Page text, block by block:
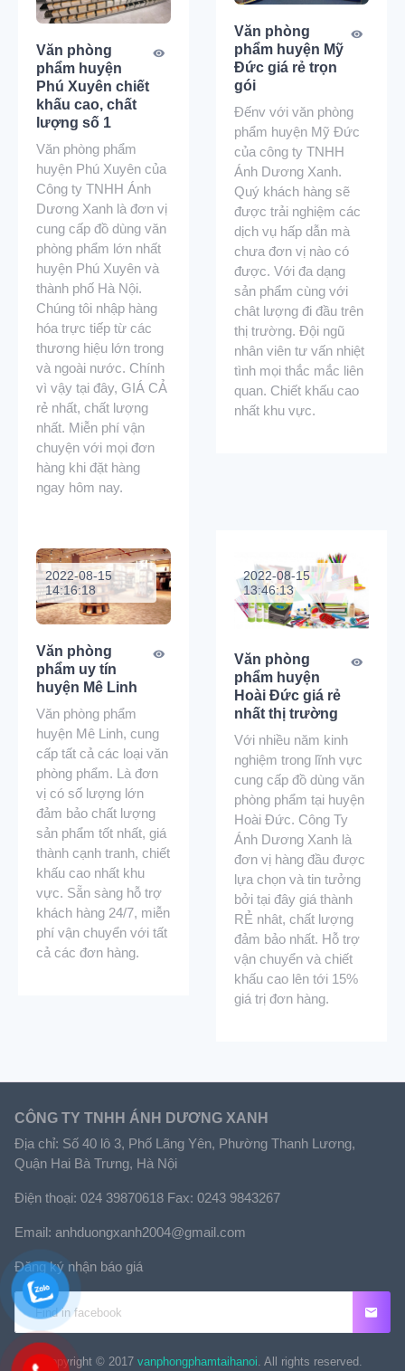
Văn phòng
phẩm huyện
Phú Xuyên chiết
khấu cao, chất
lượng số 1
Văn phòng phẩm
huyện Phú Xuyên của
Công ty TNHH Ánh
Dương Xanh là đơn vị
cung cấp đồ dùng văn
phòng phẩm lớn nhất
huyện Phú Xuyên và
thành phố Hà Nội.
Chúng tôi nhập hàng
hóa trực tiếp từ các
thương hiệu lớn trong
và ngoài nước. Chính
vì vậy tại đây, GIÁ CẢ
rẻ nhất, chất lượng
nhất. Miễn phí vận
chuyện với mọi đơn
hàng khi đặt hàng
ngay hôm nay.
Văn phòng
phẩm huyện Mỹ
Đức giá rẻ trọn
gói
Đếnv với văn phòng
phẩm huyện Mỹ Đức
của công ty TNHH
Ánh Dương Xanh.
Quý khách hàng sẽ
được trải nghiệm các
dịch vụ hấp dẫn mà
chưa đơn vị nào có
được. Với đa dạng
sản phẩm cùng với
chât lượng đi đầu trên
thị trường. Đội ngũ
nhân viên tư vấn nhiệt
tình mọi thắc mắc liên
quan. Chiết khấu cao
nhất khu vực.
2022-08-15
14:16:18
Văn phòng
phẩm uy tín
huyện Mê Linh
Văn phòng phẩm
huyện Mê Linh, cung
cấp tất cả các loại văn
phòng phẩm. Là đơn
vị có số lượng lớn
đảm bảo chất lượng
sản phẩm tốt nhất, giá
thành cạnh tranh, chiết
khấu cao nhất khu
vực. Sẵn sàng hỗ trợ
khách hàng 24/7, miễn
phí vận chuyển với tất
cả các đơn hàng.
2022-08-15
13:46:13
Văn phòng
phẩm huyện
Hoài Đức giá rẻ
nhất thị trường
Với nhiều năm kinh
nghiệm trong lĩnh vực
cung cấp đồ dùng văn
phòng phẩm tại huyện
Hoài Đức. Công Ty
Ánh Dương Xanh là
đơn vị hàng đầu được
lựa chọn và tin tưởng
bởi tại đây giá thành
RẺ nhât, chất lượng
đảm bảo nhất. Hỗ trợ
vận chuyển và chiết
khấu cao lên tới 15%
giá trị đơn hàng.
CÔNG TY TNHH ÁNH DƯƠNG XANH
Địa chỉ: Số 40 lô 3, Phố Lãng Yên, Phường Thanh Lương,
Quận Hai Bà Trưng, Hà Nội
Điện thoại: 024 39870618 Fax: 0243 9843267
Email: anhduongxanh2004@gmail.com
Đăng ký nhận báo giá
Copyright © 2017 vanphongphamtaihanoi. All rights reserved.